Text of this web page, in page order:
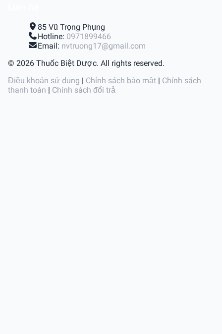
85 Vũ Trọng Phụng
Hotline: 0971899466
Email: nvtruong17@gmail.com
© 2026 Thuốc Biệt Dược. All rights reserved.
Điều khoản sử dụng | Chính sách bảo mật | Chính sách
thanh toán | Chính sách đổi trả